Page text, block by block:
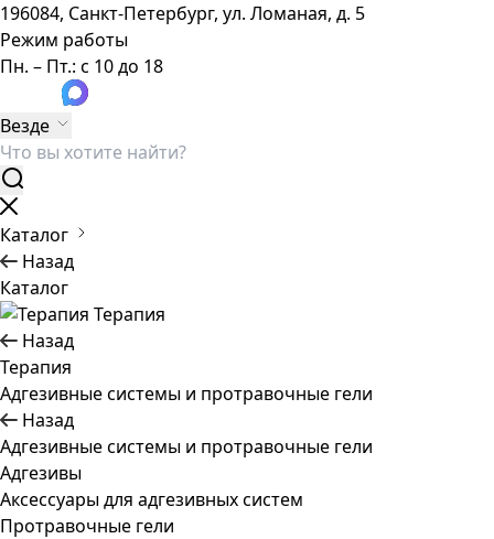
196084, Санкт-Петербург, ул. Ломаная, д. 5
Режим работы
Пн. – Пт.: с 10 до 18
Везде
Каталог
Назад
Каталог
Терапия
Назад
Терапия
Адгезивные системы и протравочные гели
Назад
Адгезивные системы и протравочные гели
Адгезивы
Аксессуары для адгезивных систем
Протравочные гели